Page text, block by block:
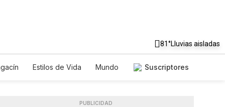
81°Lluvias aisladas
Estilos de Vida
Mundo
Suscriptores
PUBLICIDAD